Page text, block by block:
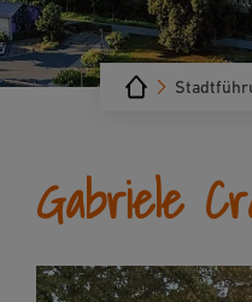
Gabriele